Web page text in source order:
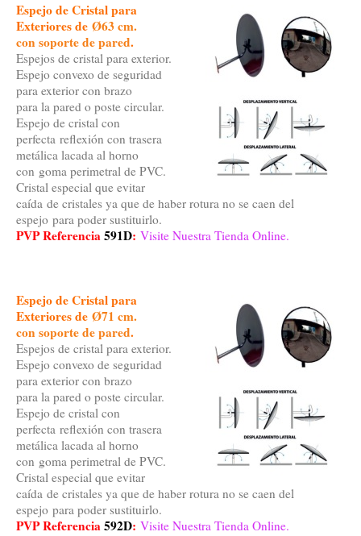
Espejo de Cristal para
Exteriores de Ø63 cm.
con soporte de pared.
Espejos de cristal para exterior.
Espejo convexo de seguridad
para exterior con brazo
para la pared o poste circular.
Espejo de cristal con
perfecta reflexión con trasera
metálica lacada al horno
con goma perimetral de PVC.
Cristal especial que evitar
caída de cristales ya que de haber rotura no se caen del
espejo para poder sustituirlo.
PVP Referencia591D: Visite Nuestra Tienda Online.
Espejo de Cristal para
Exteriores de Ø71 cm.
con soporte de pared.
Espejos de cristal para exterior.
Espejo convexo de seguridad
para exterior con brazo
para la pared o poste circular.
Espejo de cristal con
perfecta reflexión con trasera
metálica lacada al horno
con goma perimetral de PVC.
Cristal especial que evitar
caída de cristales ya que de haber rotura no se caen del
espejo para poder sustituirlo.
PVP Referencia592D: Visite Nuestra Tienda Online.